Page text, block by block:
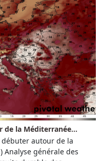
de la Méditerranée...
autour de la
générale des